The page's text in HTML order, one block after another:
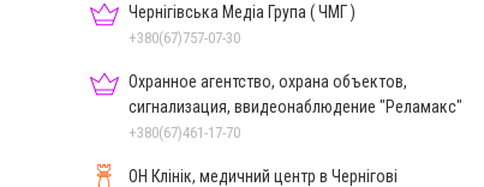
Чернігівська Медіа Група ( ЧМГ )
+380(67)757-07-30
Охранное агентство, охрана объектов,
сигнализация, ввидеонаблюдение "Реламакс"
+380(67)461-17-70
ОН Клінік, медичний центр в Чернігові